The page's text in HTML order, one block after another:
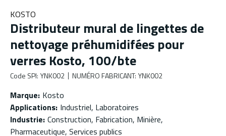
KOSTO
Distributeur mural de lingettes de
nettoyage préhumidifées pour
verres Kosto, 100/bte
Code SPI: YNK002 NUMÉRO FABRICANT: YNK002
Marque: Kosto
Applications: Industriel, Laboratoires
Industrie: Construction, Fabrication, Minière,
Pharmaceutique, Services publics